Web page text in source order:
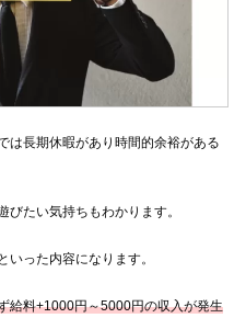
は長期休暇があり時間的余裕がある
びたい気持ちもわかります。
った内容になります。
給料+1000円～5000円の収入が発生